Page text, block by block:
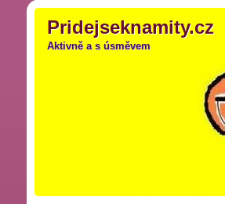
Pridejseknamity.cz
Pridejseknamity.cz
Aktivně a s úsměvem
Aktivně a s úsměvem